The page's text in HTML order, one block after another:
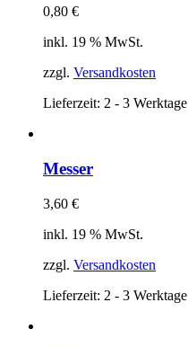
0,80 €
inkl. 19 % MwSt.
zzgl. Versandkosten
Lieferzeit: 2 - 3 Werktage
Messer
3,60 €
inkl. 19 % MwSt.
zzgl. Versandkosten
Lieferzeit: 2 - 3 Werktage